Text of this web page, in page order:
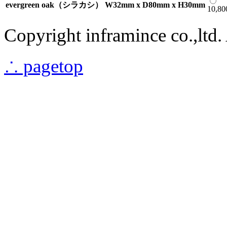
evergreen oak（シラカシ） W32mm x D80mm x H30mm
Copyright inframince
∴ pagetop